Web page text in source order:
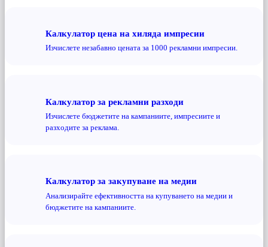
Калкулатор цена на хиляда импресии
Изчислете незабавно цената за 1000 рекламни импресии.
Калкулатор за рекламни разходи
Изчислете бюджетите на кампаниите, импресиите и
разходите за реклама.
Калкулатор за закупуване на медии
Анализирайте ефективността на купуването на медии и
бюджетите на кампаниите.